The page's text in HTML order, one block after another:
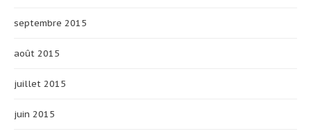
septembre 2015
août 2015
juillet 2015
juin 2015